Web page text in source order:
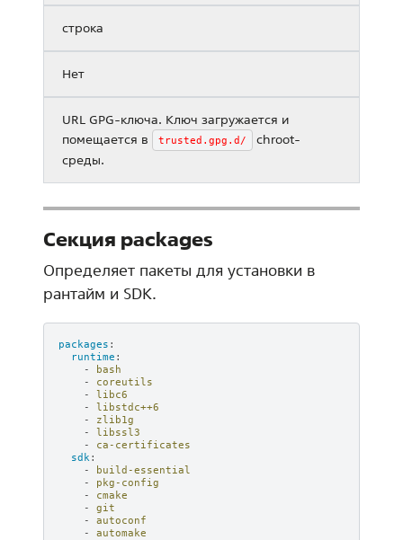
строка
Нет
URL GPG-ключа. Ключ загружается и
помещается в
trusted.gpg.d/
chroot-
среды.
Секция packages
Определяет пакеты для установки в
рантайм и SDK.
packages :
runtime :
-
bash
-
coreutils
-
libc6
-
libstdc++6
-
zlib1g
-
libssl3
-
ca-certificates
sdk :
-
build-essential
-
pkg-config
-
cmake
-
git
-
autoconf
-
automake